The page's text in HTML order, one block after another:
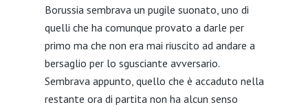
Borussia sembrava un pugile suonato, uno di
quelli che ha comunque provato a darle per
primo ma che non era mai riuscito ad andare a
bersaglio per lo sgusciante avversario.
Sembrava appunto, quello che è accaduto nella
restante ora di partita non ha alcun senso